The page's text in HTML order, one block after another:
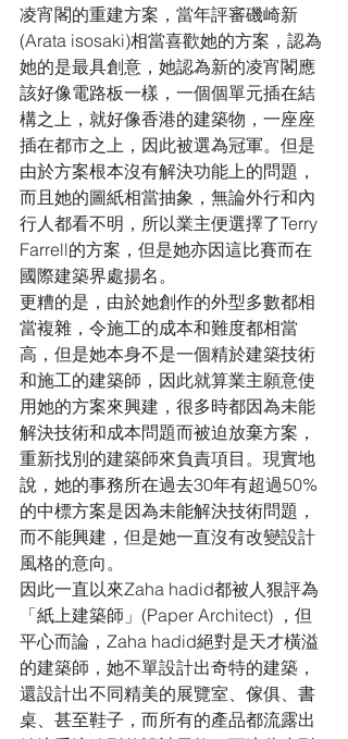
凌宵閣的重建方案，當年評審磯崎新
(Arata isosaki)相當喜歡她的方案，認為
她的是最具創意，她認為新的凌宵閣應
該好像電路板一樣，一個個單元插在結
構之上，就好像香港的建築物，一座座
插在都市之上，因此被選為冠軍。但是
由於方案根本沒有解決功能上的問題，
而且她的圖紙相當抽象，無論外行和內
行人都看不明，所以業主便選擇了Terry
Farrell的方案，但是她亦因這比賽而在
國際建築界處揚名。
更糟的是，由於她創作的外型多數都相
當複雜，令施工的成本和難度都相當
高，但是她本身不是一個精於建築技術
和施工的建築師，因此就算業主願意使
用她的方案來興建，很多時都因為未能
解決技術和成本問題而被迫放棄方案，
重新找別的建築師來負責項目。現實地
說，她的事務所在過去30年有超過50%
的中標方案是因為未能解決技術問題，
而不能興建，但是她一直沒有改變設計
風格的意向。
因此一直以來Zaha hadid都被人狠評為
「紙上建築師」(Paper Architect) ，但
平心而論，Zaha hadid絕對是天才橫溢
的建築師，她不單設計出奇特的建築，
還設計出不同精美的展覽室、傢俱、書
桌、甚至鞋子，而所有的產品都流露出